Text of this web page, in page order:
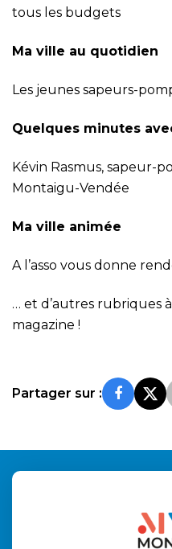
tous les budgets
Ma ville au quotidien
Les jeunes sapeurs-
Quelques minutes
Kévin Rasmus, sapeur-
Montaigu-Vendée
Ma ville animée
A l’asso vous donne
… et d’autres rubriques
magazine !
Partager sur :